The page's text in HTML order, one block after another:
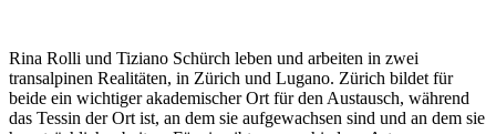
Rina Rolli und Tiziano Schürch leben und arbeiten in zwei
transalpinen Realitäten, in Zürich und Lugano. Zürich bildet für
beide ein wichtiger akademischer Ort für den Austausch, während
das Tessin der Ort ist, an dem sie aufgewachsen sind und an dem sie